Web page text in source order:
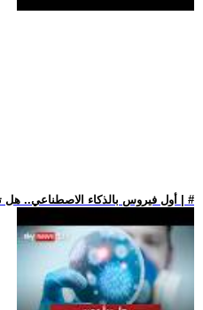
.. أول فيروس بالذكاء الاصطناعي.. هل تخرج الأمور عن السيطرة؟ | #